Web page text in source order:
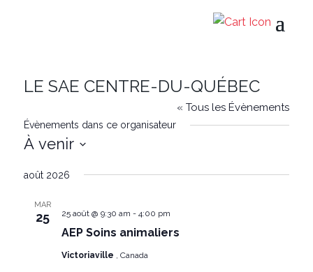
LE SAE CENTRE-DU-QUÉBEC
« Tous les Évènements
Évènements dans ce organisateur
À venir
une
date.
août 2026
MAR
25
AEP Soins animaliers
25 août @ 9:30 am - 4:00 pm
Victoriaville , Canada